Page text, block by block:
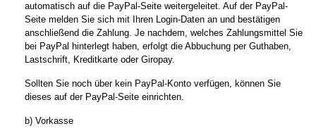
automatisch auf die PayPal-Seite weitergeleitet. Auf der PayPal-
Seite melden Sie sich mit Ihren Login-Daten an und bestätigen
anschließend die Zahlung. Je nachdem, welches Zahlungsmittel Sie
bei PayPal hinterlegt haben, erfolgt die Abbuchung per Guthaben,
Lastschrift, Kreditkarte oder Giropay.
Sollten Sie noch über kein PayPal-Konto verfügen, können Sie
dieses auf der PayPal-Seiteeinrichten.
b) Vorkasse